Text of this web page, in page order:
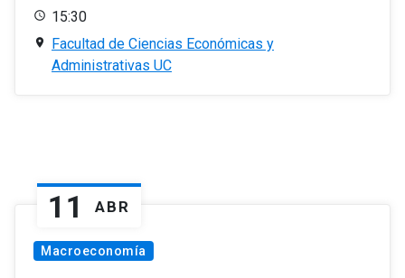
15:30
Facultad de Ciencias Económicas y
Administrativas UC
11 ABR
Macroeconomía